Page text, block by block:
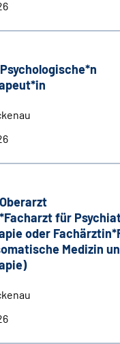
für
oder
Medizin